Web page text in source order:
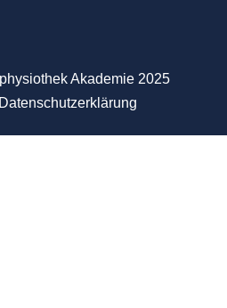
Akademie 2025
Datenschutzerklärung